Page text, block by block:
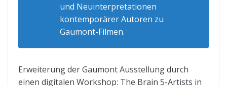
und Neuinterpretationen
kontemporärer Autoren zu
Gaumont-Filmen.
Erweiterung der Gaumont Ausstellung durch
einen digitalen Workshop: The Brain 5-Artists in